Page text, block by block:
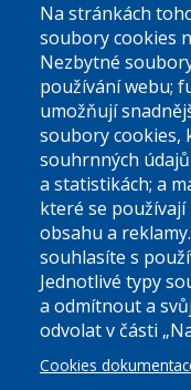
El. podatelna
Úřední dny:
Po a St:
Úřední
Na stránkách
soubory cookies
Nezbytné
používání webu;
umožňují
soubory cookies,
souhrnných
a statistikách; a
které se
obsahu a
souhlasíte s
Jednotlivé typy
a odmítnout a
odvolat v části
Cookies